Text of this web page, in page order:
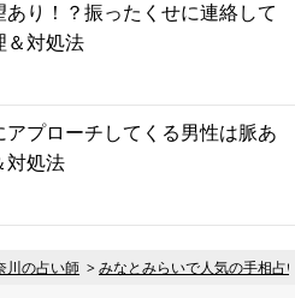
り！？振ったくせに連絡して
＆対処法
プローチしてくる男性は脈あ
対処法
川の占い師 みなとみらいで人気の手相占